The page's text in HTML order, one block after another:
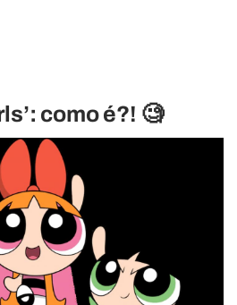
como é?! 🧐